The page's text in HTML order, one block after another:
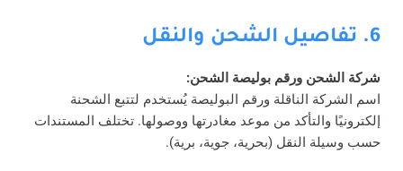
6. تفاصيل الشحن والنقل
شركة الشحن ورقم بوليصة الشحن:
اسم الشركة الناقلة ورقم البوليصة يُستخدم لتتبع الشحنة
إلكترونيًا والتأكد من موعد مغادرتها ووصولها. تختلف المستندات
حسب وسيلة النقل (بحرية، جوية، برية).